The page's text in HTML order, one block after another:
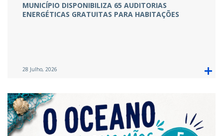
MUNICÍPIO DISPONIBILIZA 65 AUDITORIAS
ENERGÉTICAS GRATUITAS PARA HABITAÇÕES
28 Julho, 2026